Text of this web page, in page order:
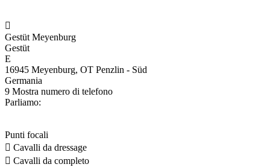

Gestüt Meyenburg
Gestüt
E
16945 Meyenburg, OT Penzlin - Süd
Germania
9 Mostra numero di telefono
Parliamo:
Punti focali
 Cavalli da dressage
 Cavalli da completo